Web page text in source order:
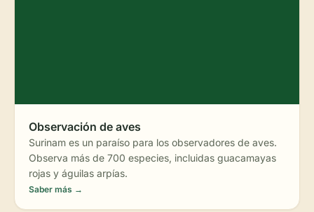
Observación de aves
Surinam es un paraíso para los observadores de aves.
Observa más de 700 especies, incluidas guacamayas
rojas y águilas arpías.
Saber más →